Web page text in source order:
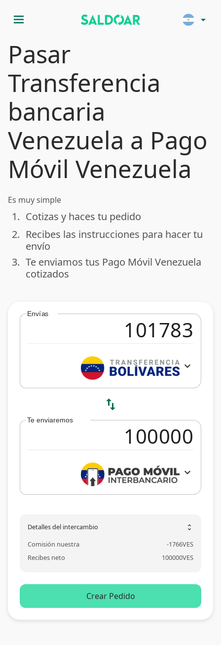
menu arrow_drop_down
Pasar
Transferencia
bancaria
Venezuela a Pago
Móvil Venezuela
Es muy simple
done
1. Cotizas y haces tu pedido
done
2. Recibes las instrucciones para hacer tu
envío
done
3. Te enviamos tus Pago Móvil Venezuela
cotizados
Envías
expand_more
swap_vert
Te enviaremos
expand_more
Detalles del intercambio unfold_more
Comisión nuestra -1766VES
Recibes neto
100000VES
Crear Pedido